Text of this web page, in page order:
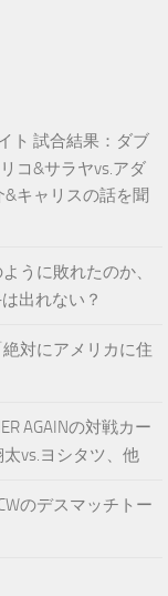
ト 試合結果：ダブ
コ&サラヤvs.アダ
キャリスの話を聞
うに敗れたのか、
出れない？
対にアメリカに住
AGAINの対戦カー
太vs.ヨシタツ、他
のデスマッチトー